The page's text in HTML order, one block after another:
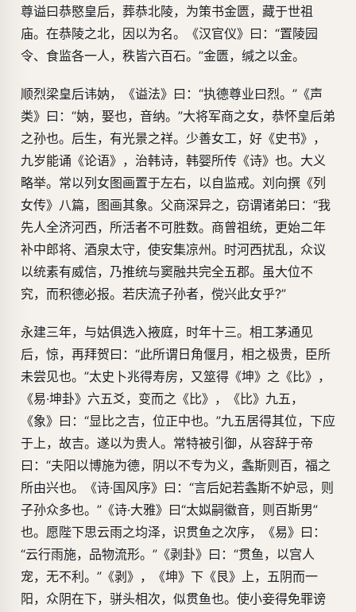
尊谥曰恭愍皇后，葬恭北陵，为策书金匮，藏于世祖
庙。在恭陵之北，因以为名。《汉官仪》曰：“置陵园
令、食监各一人，秩皆六百石。”金匮，缄之以金。
顺烈梁皇后讳妠，《谥法》曰：“执德尊业曰烈。”《声
类》曰：“妠，娶也，音纳。”大将军商之女，恭怀皇后弟
之孙也。后生，有光景之祥。少善女工，好《史书》，
九岁能诵《论语》，治韩诗，韩婴所传《诗》也。大义
略举。常以列女图画置于左右，以自监戒。刘向撰《列
女传》八篇，图画其象。父商深异之，窃谓诸弟曰：“我
先人全济河西，所活者不可胜数。商曾祖统，更始二年
补中郎将、酒泉太守，使安集凉州。时河西扰乱，众议
以统素有威信，乃推统与窦融共完全五郡。虽大位不
究，而积德必报。若庆流子孙者，傥兴此女乎?”
永建三年，与姑俱选入掖庭，时年十三。相工茅通见
后，惊，再拜贺曰：“此所谓日角偃月，相之极贵，臣所
未尝见也。”太史卜兆得寿房，又筮得《坤》之《比》，
《易·坤卦》六五爻，变而之《比》，《比》九五，
《象》曰：“显比之吉，位正中也。”九五居得其位，下应
于上，故吉。遂以为贵人。常特被引御，从容辞于帝
曰：“夫阳以博施为德，阴以不专为义，螽斯则百，福之
所由兴也。《诗·国风序》曰：“言后妃若螽斯不妒忌，则
子孙众多也。”《诗·大雅》曰“太姒嗣徽音，则百斯男”
也。愿陛下思云雨之均泽，识贯鱼之次序，《易》曰：
“云行雨施，品物流形。”《剥卦》曰：“贯鱼，以宫人
宠，无不利。”《剥》，《坤》下《艮》上，五阴而一
阳，众阴在下，骈头相次，似贯鱼也。使小妾得免罪谤